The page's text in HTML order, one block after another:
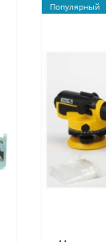
Популярный